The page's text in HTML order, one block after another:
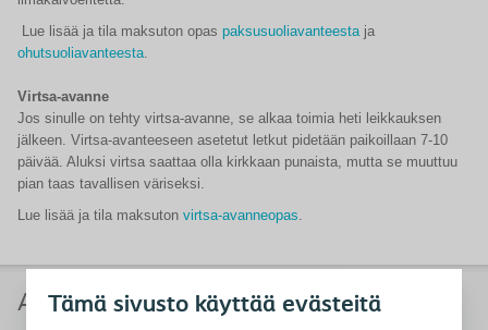
Tämä sivusto käyttää evästeitä
Lue lisää ja tila maksuton opas paksusuoliavanteestaja
ohutsuoliavanteesta.
Virtsa-avanne
Jos sinulle on tehty virtsa-avanne, se alkaa toimia heti leikkauksen
jälkeen. Virtsa-avanteeseen asetetut letkut pidetään paikoillaan 7-10
päivää. Aluksi virtsa saattaa olla kirkkaan punaista, mutta se muuttuu
pian taas tavallisen väriseksi.
Lue lisää ja tila maksuton virtsa-avanneopas.
Avanne muuttuu ajan kanssa